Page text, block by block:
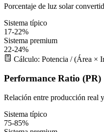
Porcentaje de luz solar
Sistema típico
17-22%
Sistema premium
22-24%
Cálculo: Potencia / (Área ×
Performance Ratio (PR)
Relación entre producción real
Sistema típico
75-85%